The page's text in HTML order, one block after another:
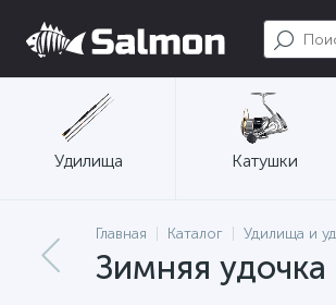
Удилища Катушки
Главная Каталог Удилища и
Зимняя